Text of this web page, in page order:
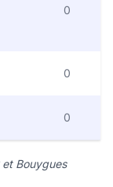
0
0
0
et Bouygues